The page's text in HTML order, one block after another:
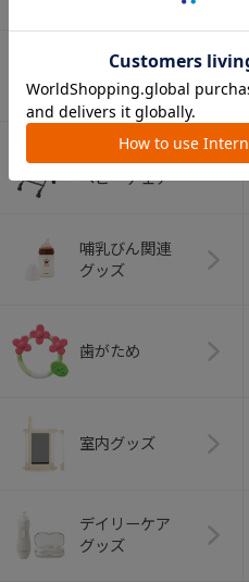
ベビーチェア
哺乳びん関連
グッズ
歯がため
室内グッズ
デイリーケア
グッズ